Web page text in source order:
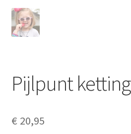
Pijlpunt ketting
€ 20,95